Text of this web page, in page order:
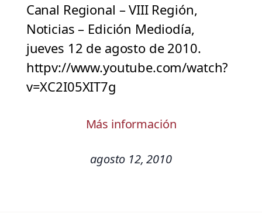
Canal Regional – VIII Región,
Noticias – Edición Mediodía,
jueves 12 de agosto de 2010.
httpv://www.youtube.com/watch?
v=XC2I05XIT7g
Más información
agosto 12, 2010